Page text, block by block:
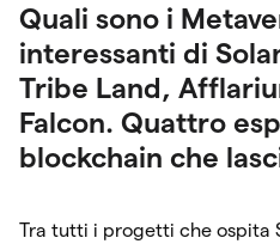
Quali sono i
interessanti di
Tribe Land,
Falcon. Quattro
blockchain che
Tra tutti i progetti che ospita